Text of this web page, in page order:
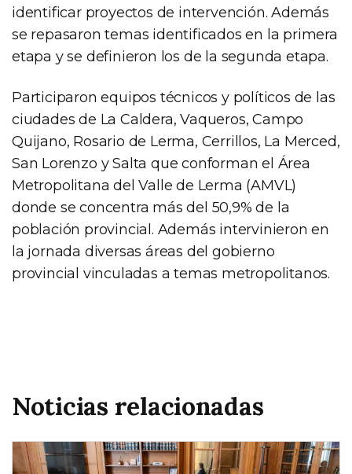
identificar proyectos de intervención. Además
se repasaron temas identificados en la primera
etapa y se definieron los de la segunda etapa.
Participaron equipos técnicos y políticos de las
ciudades de La Caldera, Vaqueros, Campo
Quijano, Rosario de Lerma, Cerrillos, La Merced,
San Lorenzo y Salta que conforman el Área
Metropolitana del Valle de Lerma (AMVL)
donde se concentra más del 50,9% de la
población provincial. Además intervinieron en
la jornada diversas áreas del gobierno
provincial vinculadas a temas metropolitanos.
Noticias relacionadas